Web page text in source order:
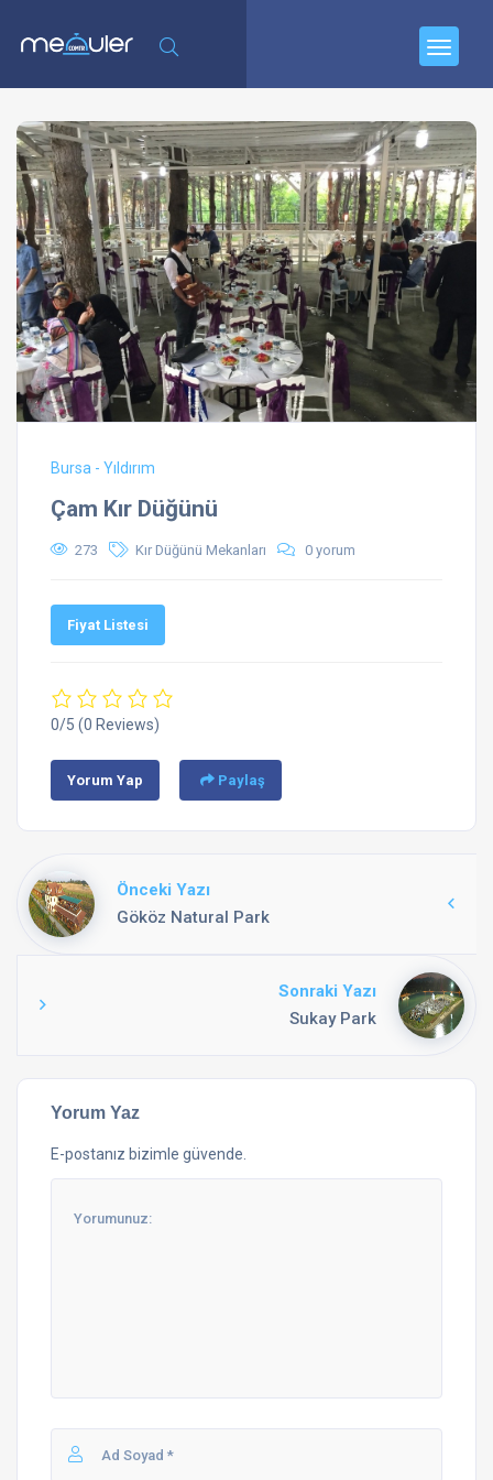
Bursa - Yıldırım
Çam Kır Düğünü
273 Kır Düğünü Mekanları 0 yorum
Fiyat Listesi
0/5 (0 Reviews)
Yorum Yap Paylaş
Önceki Yazı
Gököz Natural Park
Sonraki Yazı
Sukay Park
Yorum Yaz
E-postanız bizimle güvende.